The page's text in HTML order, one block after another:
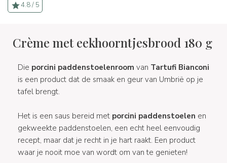
4.8 / 5
Crème met eekhoorntjesbrood 180 g
Die porcini paddenstoelenroom van Tartufi Bianconi
is een product dat de smaak en geur van Umbrië op je
tafel brengt.
Het is een saus bereid met porcini paddenstoelen en
gekweekte paddenstoelen, een echt heel eenvoudig
recept, maar dat je recht in je hart raakt. Een product
waar je nooit moe van wordt om van te genieten!